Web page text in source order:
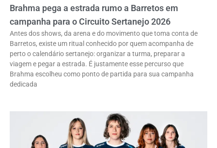
Brahma pega a estrada rumo a Barretos em
campanha para o Circuito Sertanejo 2026
Antes dos shows, da arena e do movimento que toma conta de
Barretos, existe um ritual conhecido por quem acompanha de
perto o calendário sertanejo: organizar a turma, preparar a
viagem e pegar a estrada. É justamente esse percurso que
Brahma escolheu como ponto de partida para sua campanha
dedicada